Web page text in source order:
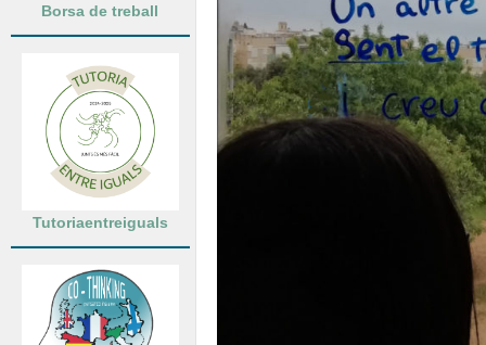
Borsa de treball
Tutoriaentreiguals